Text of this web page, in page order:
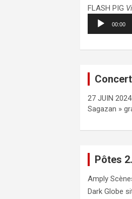
FLASH PIG
Lecteur
audio
00:00
27 JUIN
Sagazan »
Pôtes
Amply
Dark Globe